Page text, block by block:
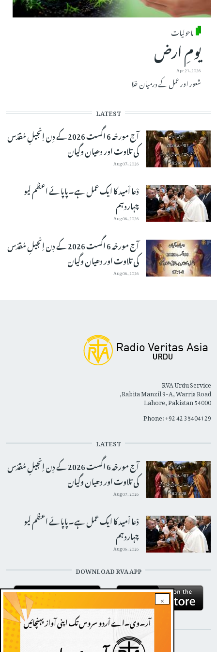
ماحولیات
یومِ ارض
Apr 21, 2026
شعور اور عمل کے درمیان خلا
LATEST
آج مورخہ 6 اگست 2026 کے دِن اِنجیلِ مُقدّس
کی تلاوت اور دھیان وگیان
Aug 07, 2026
دْعا اْمید کا ایک عمل ہے۔پاپائے اعظم لیو
چہاردہم
Aug 06, 2026
آج مورخہ 6 اگست 2026 کے دِن اِنجیلِ مُقدّس
کی تلاوت اور دھیان وگیان
Aug 06, 2026
×
RVA Urdu Service
Rabita Manzil 9-A, Warris Road,
Lahore, Pakistan 54000
Phone: +92 42 35404129
LATEST
آج مورخہ 6 اگست 2026 کے دِن اِنجیلِ مُقدّس
کی تلاوت اور دھیان وگیان
Aug 07, 2026
دْعا اْمید کا ایک عمل ہے۔پاپائے اعظم لیو
چہاردہم
Aug 06, 2026
DOWNLOAD RVA APP
STAY CONNECTED WITH US!